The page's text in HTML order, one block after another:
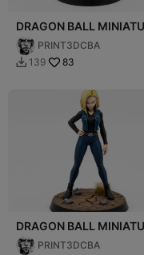
DRAGON BALL
016 PRINT3DCBA
 139 83
DRAGON BALL
014 PRINT3DCBA